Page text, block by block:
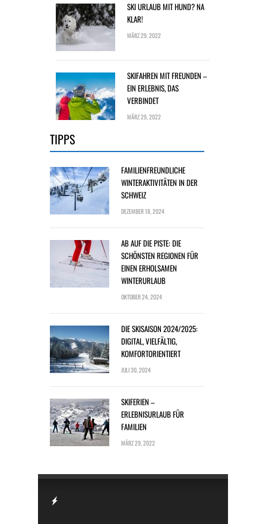
SKI URLAUB MIT HUND? NA
KLAR!
MÄRZ 29, 2022
SKIFAHREN MIT FREUNDEN –
EIN ERLEBNIS, DAS
VERBINDET
MÄRZ 29, 2022
TIPPS
FAMILIENFREUNDLICHE
WINTERAKTIVITÄTEN IN DER
SCHWEIZ
DEZEMBER 18, 2024
AB AUF DIE PISTE: DIE
SCHÖNSTEN REGIONEN FÜR
EINEN ERHOLSAMEN
WINTERURLAUB
OKTOBER 24, 2024
DIE SKISAISON 2024/2025:
DIGITAL, VIELFÄLTIG,
KOMFORTORIENTIERT
JULI 30, 2024
SKIFERIEN –
ERLEBNISURLAUB FÜR
FAMILIEN
MÄRZ 29, 2022